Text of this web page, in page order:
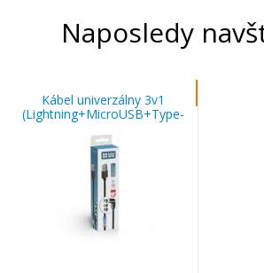
Naposledy
Kábel univerzálny 3v1
(Lightning+MicroUSB+Type-
C) magnetický, rotácia 540°
2.4A 1m - čierny